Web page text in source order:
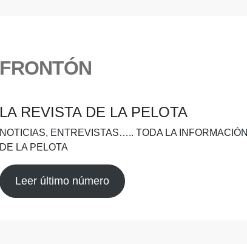
FRONTÓN
LA REVISTA DE LA PELOTA
NOTICIAS, ENTREVISTAS….. TODA LA INFORMACIÓN
DE LA PELOTA
Leer último número